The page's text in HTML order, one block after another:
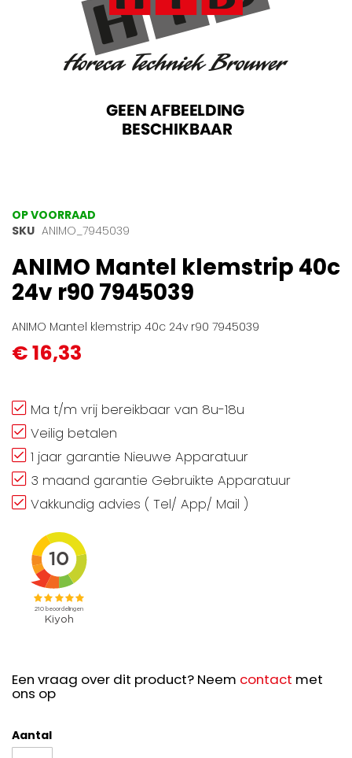
Ga
naar
begin
van
de
gallerij
OP VOORRAAD
SKU ANIMO_7945039
ANIMO Mantel klemstrip 40c
24v r90 7945039
ANIMO Mantel klemstrip 40c 24v r90 7945039
€ 16,33
Ma t/m vrij bereikbaar van 8u-18u
Veilig betalen
1 jaar garantie Nieuwe Apparatuur
3 maand garantie Gebruikte Apparatuur
Vakkundig advies ( Tel/ App/ Mail )
Een vraag over dit product? Neem contact met
ons op
Aantal